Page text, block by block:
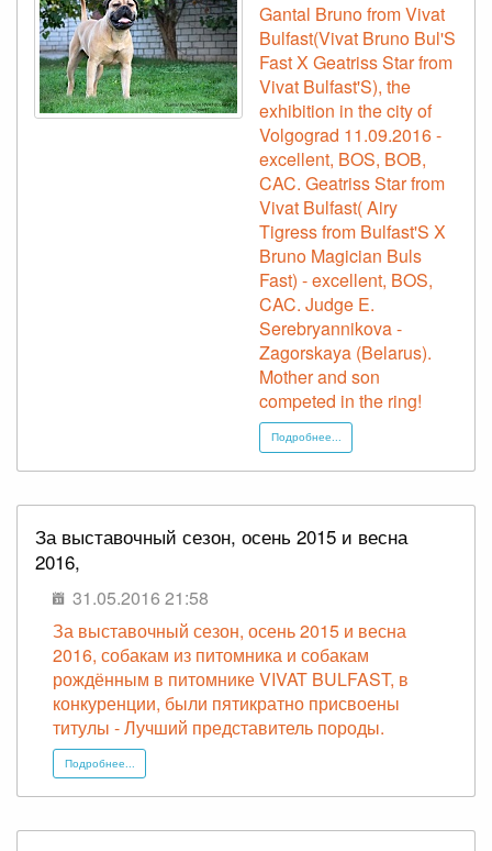
Gantal Bruno from Vivat
Bulfast(Vivat Bruno Bul'S
Fast X Geatriss Star from
Vivat Bulfast'S), the
exhibition in the city of
Volgograd 11.09.2016 -
excellent, BOS, BOB,
CAC. Geatriss Star from
Vivat Bulfast( Airy
Tigress from Bulfast'S X
Bruno Magician Buls
Fast) - excellent, BOS,
CAC. Judge E.
Serebryannikova -
Zagorskaya (Belarus).
Mother and son
competed in the ring!
Подробнее...
За выставочный сезон, осень 2015 и весна
2016,
31.05.2016 21:58
За выставочный сезон, осень 2015 и весна
2016, собакам из питомника и собакам
рождённым в питомнике VIVAT BULFAST, в
конкуренции, были пятикратно присвоены
титулы - Лучший представитель породы.
Подробнее...